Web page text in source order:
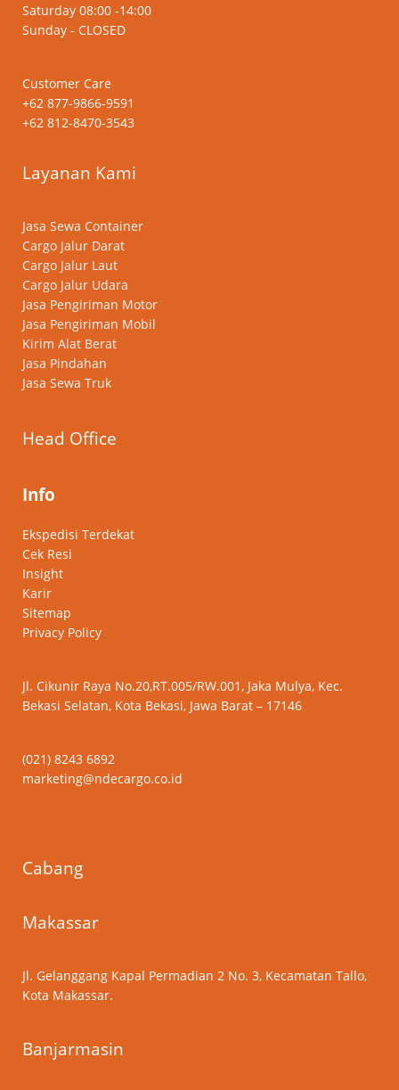
Saturday 08:00 -14:00
Sunday - CLOSED
Customer Care
+62 877-9866-9591
+62 812-8470-3543
Layanan Kami
Jasa Sewa Container
Cargo Jalur Darat
Cargo Jalur Laut
Cargo Jalur Udara
Jasa Pengiriman Motor
Jasa Pengiriman Mobil
Kirim Alat Berat
Jasa Pindahan
Jasa Sewa Truk
Head Office
Info
Ekspedisi Terdekat
Cek Resi
Insight
Karir
Sitemap
Privacy Policy
Jl. Cikunir Raya No.20,RT.005/RW.001, Jaka Mulya, Kec.
Bekasi Selatan, Kota Bekasi, Jawa Barat – 17146
(021) 8243 6892
marketing@ndecargo.co.id
Cabang
Makassar
Jl. Gelanggang Kapal Permadian 2 No. 3, Kecamatan Tallo,
Kota Makassar.
Banjarmasin